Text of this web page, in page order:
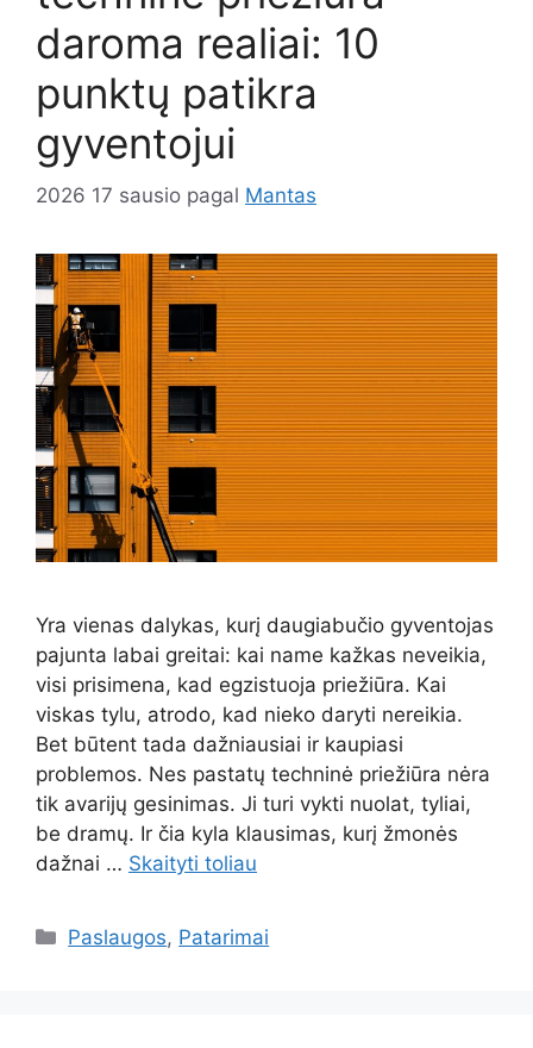
daroma realiai: 10
punktų patikra
gyventojui
2026 17 sausio pagal Mantas
Yra vienas dalykas, kurį daugiabučio gyventojas
pajunta labai greitai: kai name kažkas neveikia,
visi prisimena, kad egzistuoja priežiūra. Kai
viskas tylu, atrodo, kad nieko daryti nereikia.
Bet būtent tada dažniausiai ir kaupiasi
problemos. Nes pastatų techninė priežiūra nėra
tik avarijų gesinimas. Ji turi vykti nuolat, tyliai,
be dramų. Ir čia kyla klausimas, kurį žmonės
dažnai … Skaityti toliau
Kategorijos
Paslaugos, Patarimai